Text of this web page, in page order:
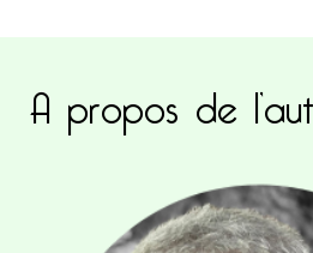
A propos de